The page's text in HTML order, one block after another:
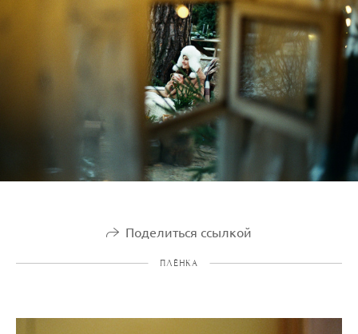
Поделиться ссылкой
ПЛЁНКА